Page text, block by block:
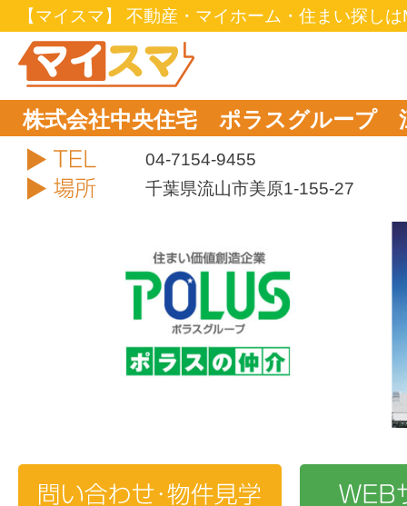
【マイスマ】 不動産・マイホーム・住まい探し
株式会社中央住宅 ポラスグループ
04-7154-9455
千葉県流山市美原1-155-27